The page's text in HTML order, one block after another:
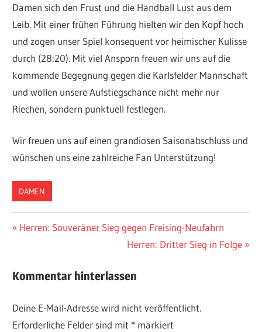
Damen sich den Frust und die Handball Lust aus dem
Leib. Mit einer frühen Führung hielten wir den Kopf hoch
und zogen unser Spiel konsequent vor heimischer Kulisse
durch (28:20). Mit viel Ansporn freuen wir uns auf die
kommende Begegnung gegen die Karlsfelder Mannschaft
und wollen unsere Aufstiegschance nicht mehr nur
Riechen, sondern punktuell festlegen.
Wir freuen uns auf einen grandiosen Saisonabschluss und
wünschen uns eine zahlreiche Fan Unterstützung!
DAMEN
Beitragsnavigation
Vorheriger
Herren: Souveräner Sieg gegen Freising-Neufahrn
Nächster
Herren: Dritter Sieg in Folge
Kommentar hinterlassen
Deine E-Mail-Adresse wird nicht veröffentlicht.
Erforderliche Felder sind mit * markiert